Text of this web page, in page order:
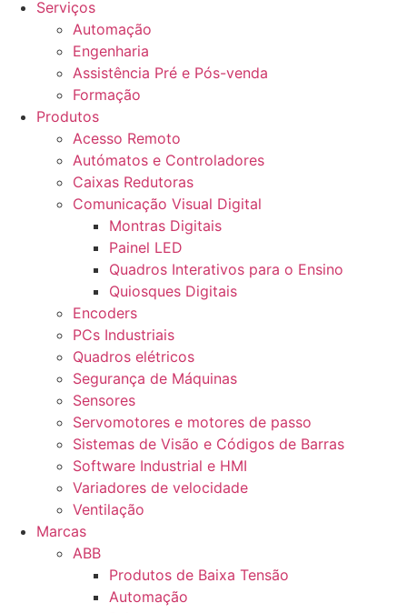
Serviços
Automação
Engenharia
Assistência Pré e Pós-venda
Formação
Produtos
Acesso Remoto
Autómatos e Controladores
Caixas Redutoras
Comunicação Visual Digital
Montras Digitais
Painel LED
Quadros Interativos para o Ensino
Quiosques Digitais
Encoders
PCs Industriais
Quadros elétricos
Segurança de Máquinas
Sensores
Servomotores e motores de passo
Sistemas de Visão e Códigos de Barras
Software Industrial e HMI
Variadores de velocidade
Ventilação
Marcas
ABB
Produtos de Baixa Tensão
Automação